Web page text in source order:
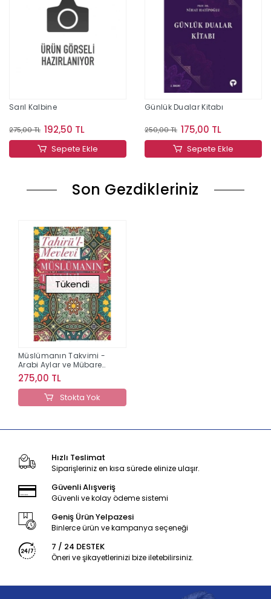
Sarıl Kalbine
275,00 TL 192,50 TL
Sepete Ekle
Günlük Dualar Kitabı
250,00 TL 175,00 TL
Sepete Ekle
Son Gezdikleriniz
Tükendi
Müslümanın Takvimi -
Arabi Aylar ve Mübarek
Zamanlar
275,00 TL
Stokta Yok
Hızlı Teslimat
Siparişleriniz en kısa sürede elinize ulaşır.
Güvenli Alışveriş
Güvenli ve kolay ödeme sistemi
Geniş Ürün Yelpazesi
Binlerce ürün ve kampanya seçeneği
7 / 24 DESTEK
Öneri ve şikayetlerinizi bize iletebilirsiniz.